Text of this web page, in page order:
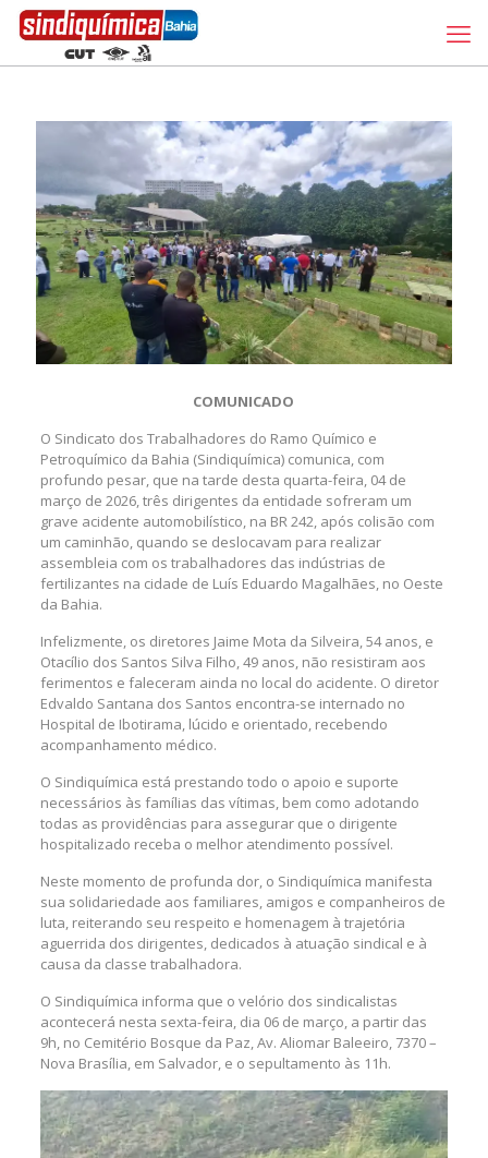
COMUNICADO
O Sindicato dos Trabalhadores do Ramo Químico e
Petroquímico da Bahia (Sindiquímica) comunica, com
profundo pesar, que na tarde desta quarta-feira, 04 de
março de 2026, três dirigentes da entidade sofreram um
grave acidente automobilístico, na BR 242, após colisão com
um caminhão, quando se deslocavam para realizar
assembleia com os trabalhadores das indústrias de
fertilizantes na cidade de Luís Eduardo Magalhães, no Oeste
da Bahia.
Infelizmente, os diretores Jaime Mota da Silveira, 54 anos, e
Otacílio dos Santos Silva Filho, 49 anos, não resistiram aos
ferimentos e faleceram ainda no local do acidente. O diretor
Edvaldo Santana dos Santos encontra-se internado no
Hospital de Ibotirama, lúcido e orientado, recebendo
acompanhamento médico.
O Sindiquímica está prestando todo o apoio e suporte
necessários às famílias das vítimas, bem como adotando
todas as providências para assegurar que o dirigente
hospitalizado receba o melhor atendimento possível.
Neste momento de profunda dor, o Sindiquímica manifesta
sua solidariedade aos familiares, amigos e companheiros de
luta, reiterando seu respeito e homenagem à trajetória
aguerrida dos dirigentes, dedicados à atuação sindical e à
causa da classe trabalhadora.
O Sindiquímica informa que o velório dos sindicalistas
acontecerá nesta sexta-feira, dia 06 de março, a partir das
9h, no Cemitério Bosque da Paz, Av. Aliomar Baleeiro, 7370 –
Nova Brasília, em Salvador, e o sepultamento às 11h.